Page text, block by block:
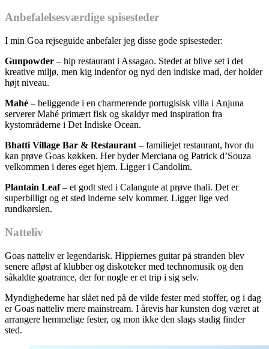
Anbefalelsesværdige spisesteder
I min Goa rejseguide anbefaler jeg disse gode spisesteder:
Gunpowder – hip restaurant i Assagao. Stedet at blive set i det
kreative miljø, men kig indenfor og nyd den indiske mad, der holder
højt niveau.
Mahé – beliggende i en charmerende portugisisk villa i Anjuna
serverer Mahé primært fisk og skaldyr med inspiration fra
kystområderne i Det Indiske Ocean.
Bhatti Village Bar & Restaurant – familiejet restaurant, hvor du
kan prøve Goas køkken. Her byder Merciana og Patrick d’Souza
velkommen i deres eget hjem. Ligger i Candolim.
Plantain Leaf– et godt sted i Calangute at prøve thali. Det er
superbilligt og et sted inderne selv kommer. Ligger lige ved
rundkørslen.
Natteliv
Goas natteliv er legendarisk. Hippiernes guitar på stranden blev
senere afløst af klubber og diskoteker med technomusik og den
såkaldte goatrance, der for nogle er et trip i sig selv.
Myndighederne har slået ned på de vilde fester med stoffer, og i dag
er Goas natteliv mere mainstream. I årevis har kunsten dog været at
arrangere hemmelige fester, og mon ikke den slags stadig finder
sted.